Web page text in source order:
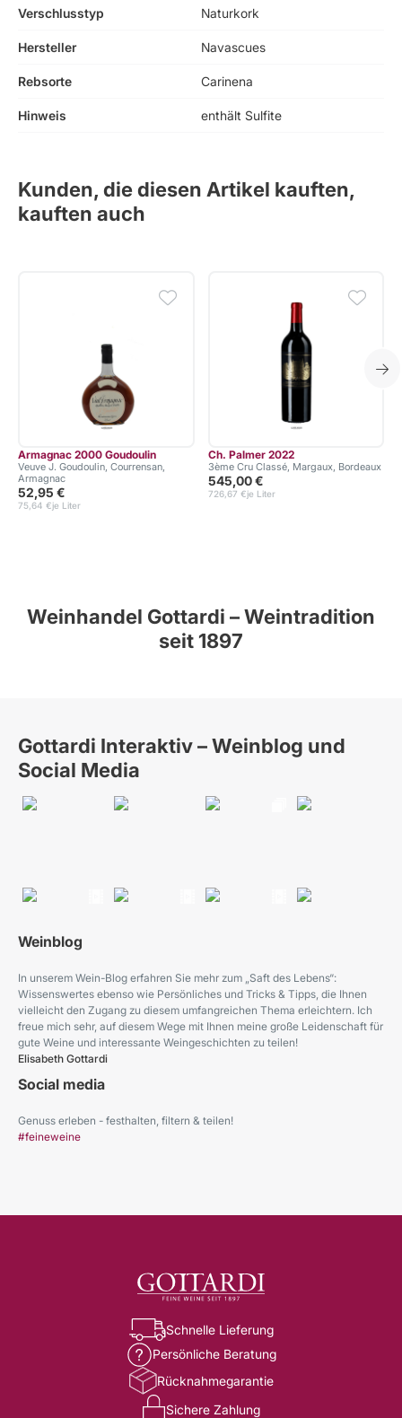
Verschlusstyp Naturkork
Hersteller Navascues
Rebsorte Carinena
Hinweis enthält Sulfite
Kunden, die diesen Artikel kauften,
kauften auch
Armagnac 2000 Goudoulin
Veuve J. Goudoulin, Courrensan,
Armagnac
52,95 €
je Liter
75,64 €
Ch. Palmer 2022
3ème Cru Classé, Margaux, Bordeaux
545,00 €
je Liter
726,67 €
Weinhandel Gottardi – Weintradition
seit 1897
Gottardi Interaktiv – Weinblog und
Social Media
Weinblog
In unserem Wein-Blog erfahren Sie mehr zum „Saft des Lebens“:
Wissenswertes ebenso wie Persönliches und Tricks & Tipps, die Ihnen
vielleicht den Zugang zu diesem umfangreichen Thema erleichtern. Ich
freue mich sehr, auf diesem Wege mit Ihnen meine große Leidenschaft für
gute Weine und interessante Weingeschichten zu teilen!
Elisabeth Gottardi
Social media
Genuss erleben - festhalten, filtern & teilen!
#feineweine
Schnelle Lieferung
Persönliche Beratung
Rücknahmegarantie
Sichere Zahlung